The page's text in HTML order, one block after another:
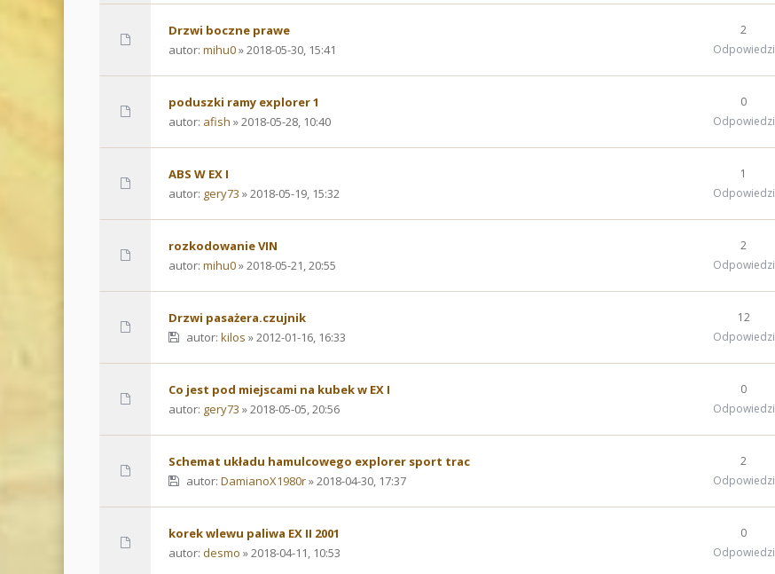
Drzwi boczne prawe
autor: mihu0» 2018-05-30, 15:41
2
Odpowiedzi
poduszki ramy explorer 1
autor: afish » 2018-05-28, 10:40
0
Odpowiedzi
ABS W EX I
autor: gery73 » 2018-05-19, 15:32
1
Odpowiedzi
rozkodowanie VIN
autor: mihu0» 2018-05-21, 20:55
2
Odpowiedzi
Drzwi pasażera.czujnik
autor: kilos » 2012-01-16, 16:33
12
Odpowiedzi
Co jest pod miejscami na kubek w EX I
autor: gery73 » 2018-05-05, 20:56
0
Odpowiedzi
Schemat układu hamulcowego explorer sport trac
autor: DamianoX1980r» 2018-04-30, 17:37
2
Odpowiedzi
korek wlewu paliwa EX II 2001
autor: desmo » 2018-04-11, 10:53
0
Odpowiedzi